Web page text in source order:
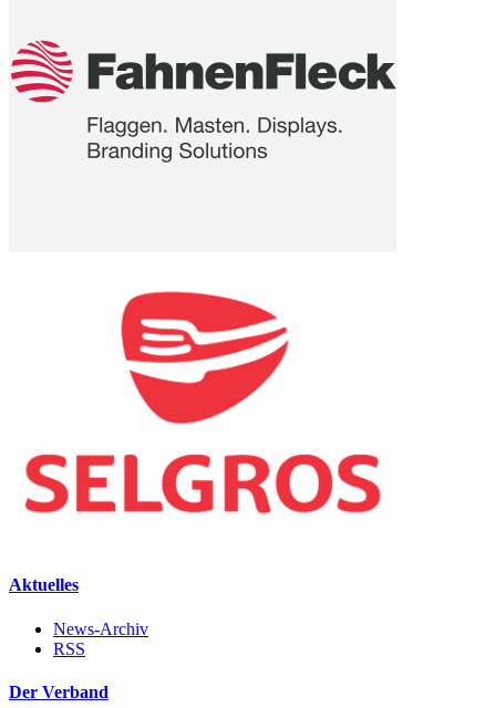
Aktuelles
News-Archiv
RSS
Der Verband